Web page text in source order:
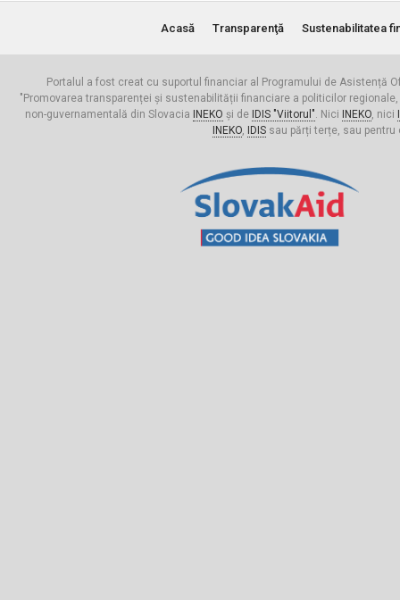
Acasă Transparenţă Sustenabilitatea
Portalul a fost creat cu suportul financiar al Programului de Asistență
"Promovarea transparenței și sustenabilității financiare a politicilor
non-guvernamentală din Slovacia
INEKO și de IDIS "Viitorul". Nici INEKO, nici
INEKO, IDISsau părți terțe, sau pentru